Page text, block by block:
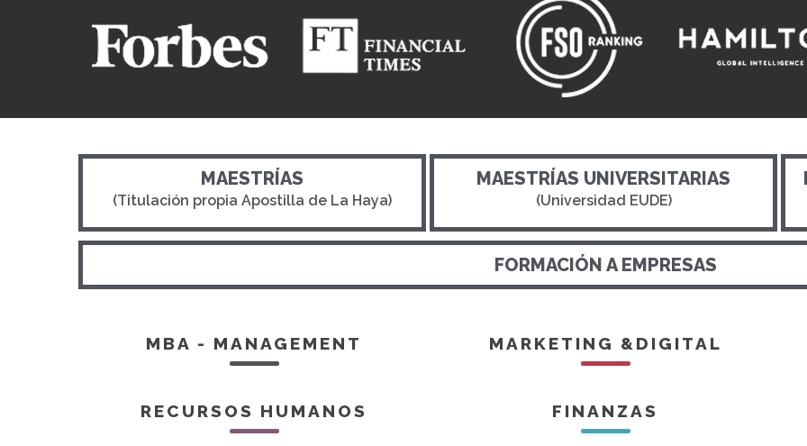
MAESTRÍAS
(Titulación propia Apostilla de La Haya)
MAESTRÍAS UNIVERSITARIAS
(Universidad EUDE)
FORMACIÓN A EMPRESAS
MBA - MANAGEMENT MARKETING &DIGITAL
RECURSOS HUMANOS FINANZAS